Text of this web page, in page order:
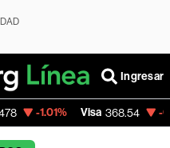
Ingresar
Visa 368.54 -0.28%